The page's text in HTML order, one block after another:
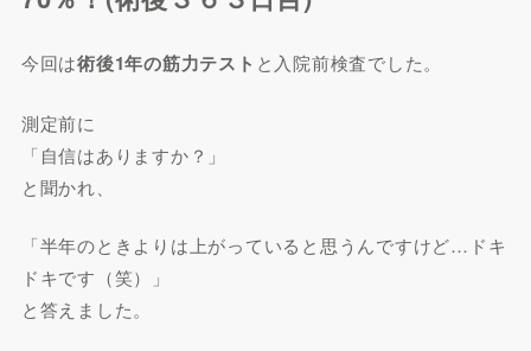
今回は術後1年の筋力テスト と入院前検査でした。
測定前に
「自信はありますか？」
と聞かれ、
「半年のときよりは上がっていると思うんですけど…ドキ
ドキです（笑）」
と答えました。